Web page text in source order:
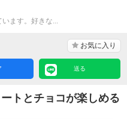
ます。好きな...
お気に入り
送る
トとチョコが楽しめる